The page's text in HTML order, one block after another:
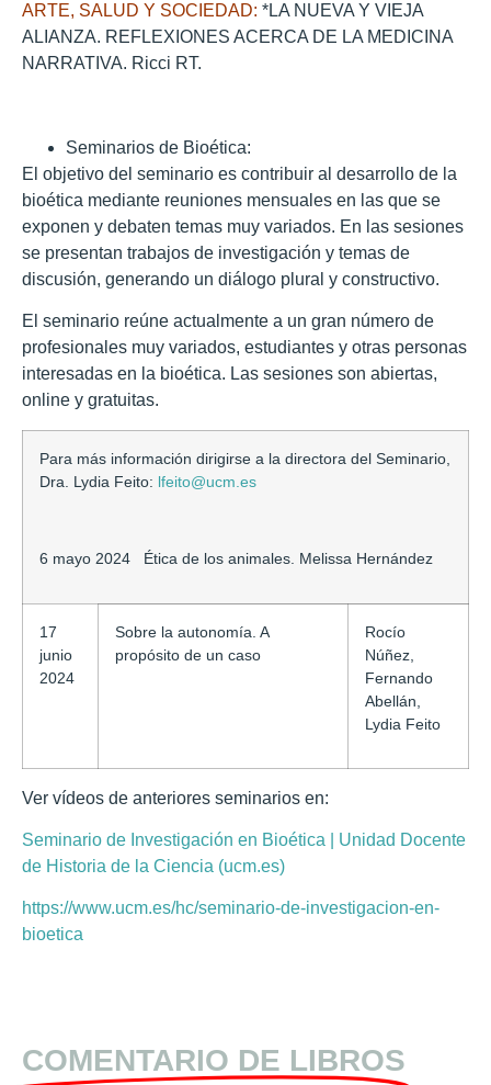
ARTE, SALUD Y SOCIEDAD: *LA NUEVA Y VIEJA
ALIANZA. REFLEXIONES ACERCA DE LA MEDICINA
NARRATIVA. Ricci RT.
Seminarios de Bioética:
El objetivo del seminario es contribuir al desarrollo de la
bioética mediante reuniones mensuales en las que se
exponen y debaten temas muy variados. En las sesiones
se presentan trabajos de investigación y temas de
discusión, generando un diálogo plural y constructivo.
El seminario reúne actualmente a un gran número de
profesionales muy variados, estudiantes y otras personas
interesadas en la bioética. Las sesiones son abiertas,
online y gratuitas.
Para más información dirigirse a la directora del Seminario,
Dra. Lydia Feito: lfeito@ucm.es
6 mayo 2024 Ética de los animales. Melissa Hernández
17
junio
2024
Sobre la autonomía. A
propósito de un caso
Rocío
Núñez,
Fernando
Abellán,
Lydia Feito
Ver vídeos de anteriores seminarios en:
Seminario de Investigación en Bioética | Unidad Docente
de Historia de la Ciencia (ucm.es)
https://www.ucm.es/hc/seminario-de-investigacion-en-
bioetica
COMENTARIO DE LIBROS